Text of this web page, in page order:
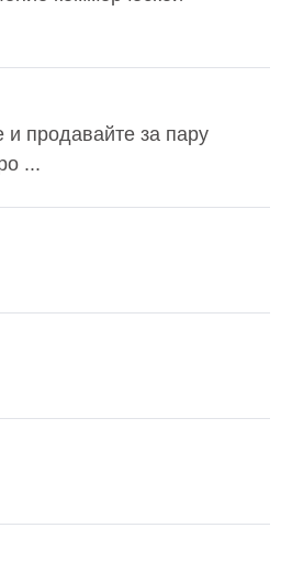
и продавайте за пару
...